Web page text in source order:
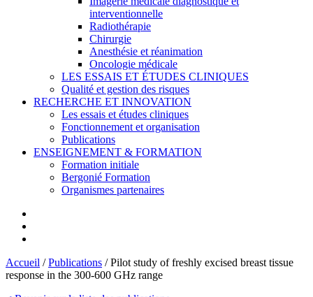
interventionnelle
Radiothérapie
Chirurgie
Anesthésie et réanimation
Oncologie médicale
LES ESSAIS ET ÉTUDES CLINIQUES
Qualité et gestion des risques
RECHERCHE ET INNOVATION
Les essais et études cliniques
Fonctionnement et organisation
Publications
ENSEIGNEMENT & FORMATION
Formation initiale
Bergonié Formation
Organismes partenaires
Accueil /Publications /Pilot study of freshly excised breast tissue
response in the 300-600 GHz range